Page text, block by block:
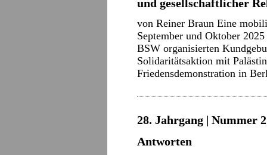
und gesellschaftlicher
von Reiner Braun Eine
September und Oktober
BSW organisierten
Solidaritätsaktion mit
Friedensdemonstration in
28. Jahrgang | Nummer
Antworten